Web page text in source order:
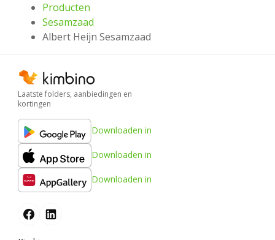
Producten
Sesamzaad
Albert Heijn Sesamzaad
Laatste folders, aanbiedingen en
kortingen
Downloaden in
Downloaden in
Downloaden in